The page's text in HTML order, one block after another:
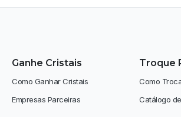
Ganhe Cristais
Como Ganhar Cristais
Empresas Parceiras
Troque
Como
Catálogo